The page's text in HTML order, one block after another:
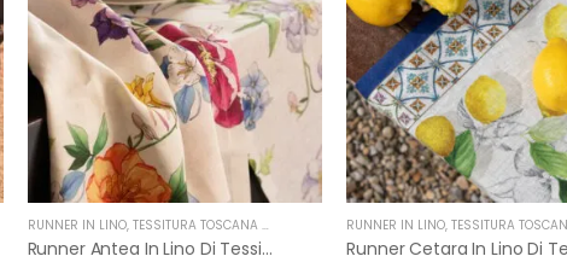
RUNNER IN LINO, TESSITURA TOSCANA TELERIE
Runner Antea In Lino Di Tessitura Toscana Telerie
RUNNER IN LINO,TESSITURA TOSCANA